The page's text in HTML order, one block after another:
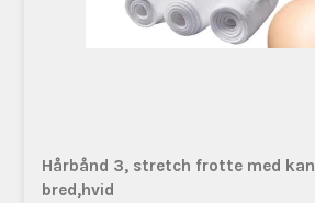
Hårbånd 3, stretch frotte med
bred,hvid